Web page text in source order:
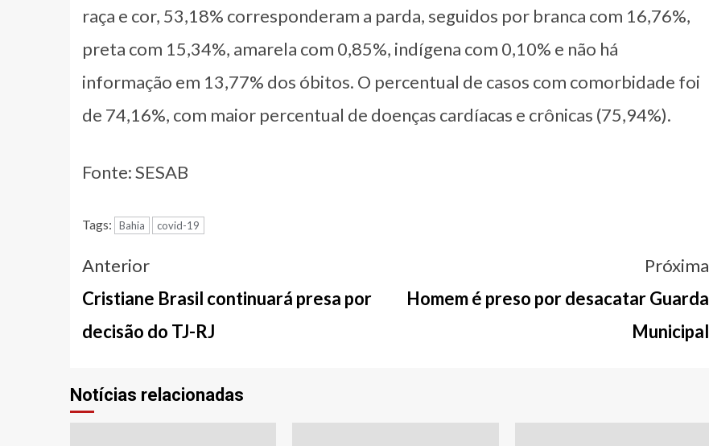
raça e cor, 53,18% corresponderam a parda, seguidos por branca com 16,76%,
preta com 15,34%, amarela com 0,85%, indígena com 0,10% e não há
informação em 13,77% dos óbitos. O percentual de casos com comorbidade foi
de 74,16%, com maior percentual de doenças cardíacas e crônicas (75,94%).
Fonte: SESAB
Tags: Bahia covid-19
Navegação
entre
notícias
Anterior
Cristiane Brasil continuará presa por
decisão do TJ-RJ
Próxima
Homem é preso por desacatar Guarda
Municipal
Notícias relacionadas